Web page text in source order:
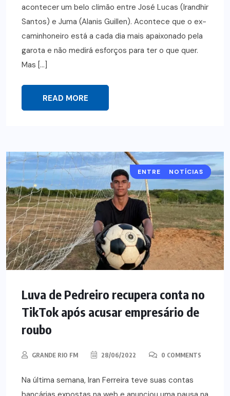
acontecer um belo climão entre José Lucas (Irandhir
Santos) e Juma (Alanis Guillen). Acontece que o ex-
caminhoneiro está a cada dia mais apaixonado pela
garota e não medirá esforços para ter o que quer.
Mas […]
READ MORE
ENTRETENIMENTO
NOTÍCIAS
Luva de Pedreiro recupera conta no
TikTok após acusar empresário de
roubo
GRANDE RIO FM 28/06/2022 0 COMMENTS
Na última semana, Iran Ferreira teve suas contas